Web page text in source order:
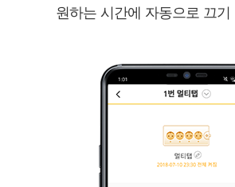
원하는 시간에 자동으로 끄기